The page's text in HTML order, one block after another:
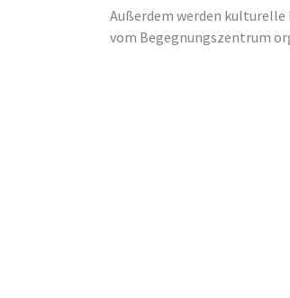
Außerdem werden
vom Begegnungszentrum